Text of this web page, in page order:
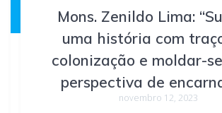
Mons. Zenildo Lima:
uma história com
colonização e moldar-
perspectiva de
novembro 12, 2023